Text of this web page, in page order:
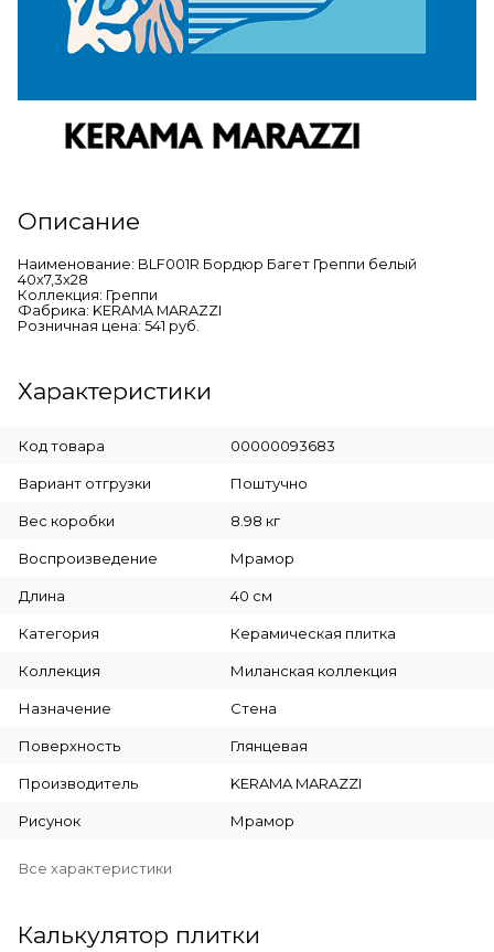
Описание
Наименование: BLF001R Бордюр Багет Греппи белый
40x7,3x28
Коллекция: Греппи
Фабрика: KERAMA MARAZZI
Розничная цена: 541 руб.
Характеристики
Код товара 00000093683
Вариант отгрузки Поштучно
Вес коробки 8.98 кг
Воспроизведение Мрамор
Длина 40 см
Категория Керамическая плитка
Коллекция Миланская коллекция
Назначение Стена
Поверхность Глянцевая
Производитель KERAMA MARAZZI
Рисунок Мрамор
Все характеристики
Калькулятор плитки